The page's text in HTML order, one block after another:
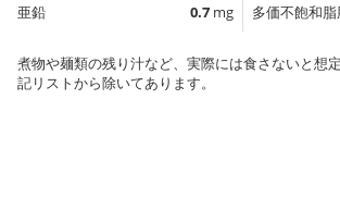
亜鉛
0.7 mg
多価不飽和脂
煮物や麺類の残り汁など、実際には食さないと想
記リストから除いてあります。